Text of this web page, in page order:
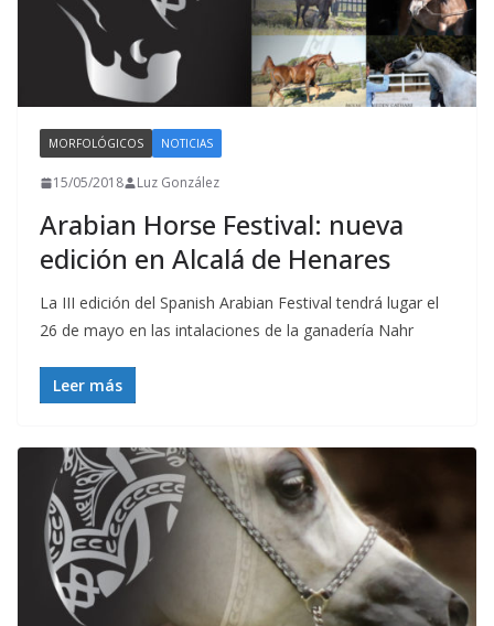
MORFOLÓGICOS NOTICIAS
15/05/2018 Luz González
Arabian Horse Festival: nueva
edición en Alcalá de Henares
La III edición del Spanish Arabian Festival tendrá lugar el
26 de mayo en las intalaciones de la ganadería Nahr
Leer más